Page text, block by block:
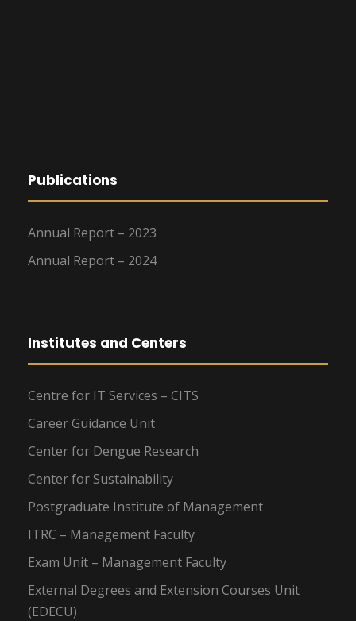
Publications
Annual Report – 2023
Annual Report – 2024
Institutes and Centers
Centre for IT Services – CITS
Career Guidance Unit
Center for Dengue Research
Center for Sustainability
Postgraduate Institute of Management
ITRC – Management Faculty
Exam Unit – Management Faculty
External Degrees and Extension Courses Unit
(EDECU)